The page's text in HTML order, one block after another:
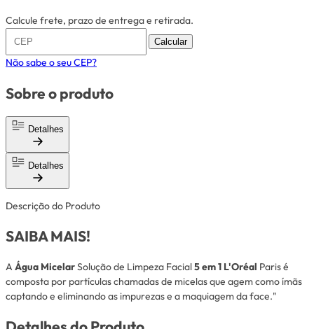
Calcule frete, prazo de entrega e retirada.
Calcular
Não sabe o seu CEP?
Sobre o produto
Detalhes
Detalhes
Descrição do Produto
SAIBA MAIS!
A Água MicelarSolução de Limpeza Facial5 em 1 L'Oréal Paris é
composta por partículas chamadas de micelas que agem como ímãs
captando e eliminando as impurezas e a maquiagem da face."